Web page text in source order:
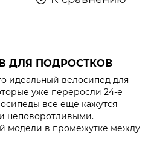
ДЛЯ ПОДРОСТКОВ
идеальный велосипед для
уже переросли 24-е
все еще кажутся
неповоротливыми.
модели в промежутке между